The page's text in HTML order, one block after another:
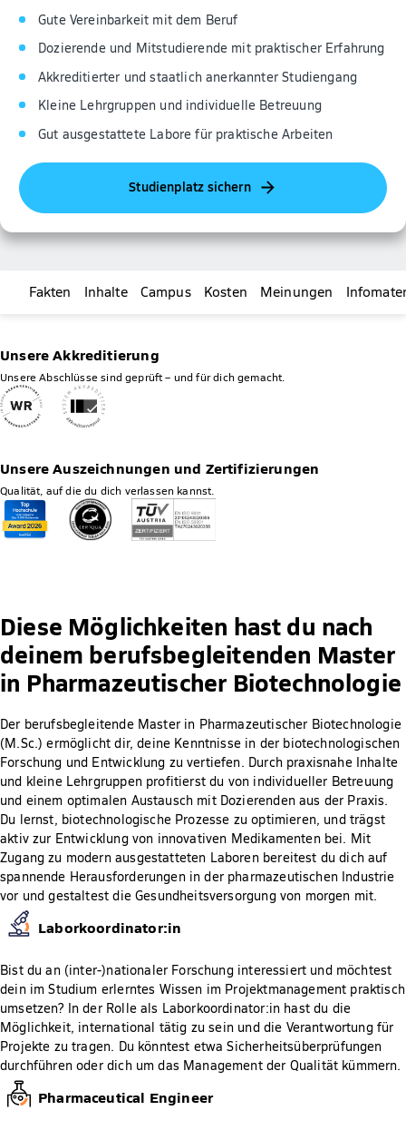
Gute Vereinbarkeit mit dem Beruf
Dozierende und Mitstudierende mit praktischer Erfahrung
Akkreditierter und staatlich anerkannter Studiengang
Kleine Lehrgruppen und individuelle Betreuung
Gut ausgestattete Labore für praktische Arbeiten
Studienplatz sichern
Fakten Inhalte Campus Kosten Meinungen
Unsere Akkreditierung
Unsere Abschlüsse sind geprüft – und für dich gemacht.
Unsere Auszeichnungen und Zertifizierungen
Qualität, auf die du dich verlassen kannst.
Diese Möglichkeiten hast du nach
deinem berufsbegleitenden Master
in Pharmazeutischer Biotechnologie
Der berufsbegleitende Master in Pharmazeutischer Biotechnologie
(M.Sc.) ermöglicht dir, deine Kenntnisse in der biotechnologischen
Forschung und Entwicklung zu vertiefen. Durch praxisnahe Inhalte
und kleine Lehrgruppen profitierst du von individueller Betreuung
und einem optimalen Austausch mit Dozierenden aus der Praxis.
Du lernst, biotechnologische Prozesse zu optimieren, und trägst
aktiv zur Entwicklung von innovativen Medikamenten bei. Mit
Zugang zu modern ausgestatteten Laboren bereitest du dich auf
spannende Herausforderungen in der pharmazeutischen Industrie
vor und gestaltest die Gesundheitsversorgung von morgen mit.
Laborkoordinator:in
Bist du an (inter-)nationaler Forschung interessiert und möchtest
dein im Studium erlerntes Wissen im Projektmanagement praktisch
umsetzen? In der Rolle als Laborkoordinator:in hast du die
Möglichkeit, international tätig zu sein und die Verantwortung für
Projekte zu tragen. Du könntest etwa Sicherheitsüberprüfungen
durchführen oder dich um das Management der Qualität kümmern.
Pharmaceutical Engineer